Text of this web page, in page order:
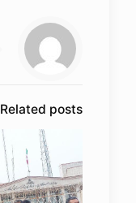
Related posts